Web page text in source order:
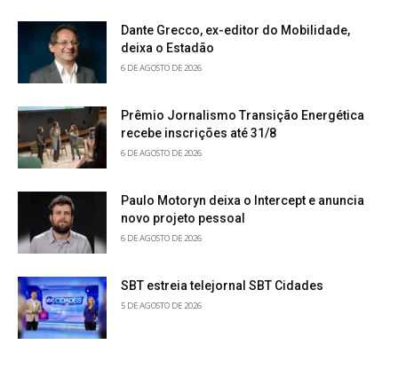
Dante Grecco, ex-editor do Mobilidade,
deixa o Estadão
6 DE AGOSTO DE 2026
Prêmio Jornalismo Transição Energética
recebe inscrições até 31/8
6 DE AGOSTO DE 2026
Paulo Motoryn deixa o Intercept e anuncia
novo projeto pessoal
6 DE AGOSTO DE 2026
SBT estreia telejornal SBT Cidades
5 DE AGOSTO DE 2026